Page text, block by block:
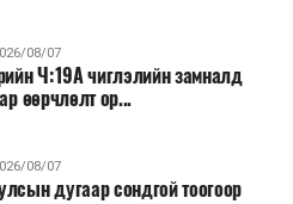
08/07
Ч:19А чиглэлийн замналд
өөрчлөлт ор...
08/07
дугаар сондгой тоогоор